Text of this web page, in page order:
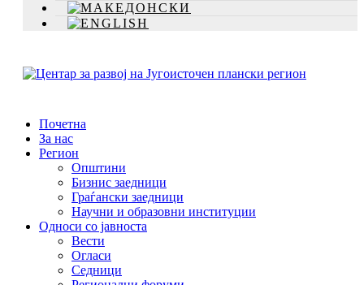
Почетна
За нас
Регион
Општини
Бизнис заедници
Граѓански заедници
Научни и образовни институции
Односи со јавноста
Вести
Огласи
Седници